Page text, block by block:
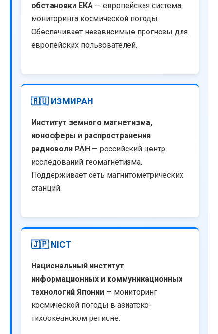
обстановки ЕКА — европейская система
мониторинга космической погоды.
Обеспечивает независимые прогнозы для
европейских пользователей.
🇷🇺 ИЗМИРАН
Институт земного магнетизма,
ионосферы и распространения
радиоволн РАН — российский центр
исследований геомагнетизма.
Поддерживает сеть магнитометрических
станций.
🇯🇵 NICT
Национальный институт
информационных и коммуникационных
технологий Японии — мониторинг
космической погоды в азиатско-
тихоокеанском регионе.